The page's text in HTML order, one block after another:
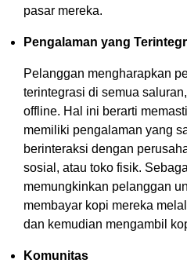
pasar mereka.
Pengalaman yang
Pelanggan mengharapkan
terintegrasi di semua
offline. Hal ini berarti
memiliki pengalaman yang
berinteraksi dengan
sosial, atau toko fisik.
memungkinkan pelanggan
membayar kopi mereka
dan kemudian mengambil
Komunitas